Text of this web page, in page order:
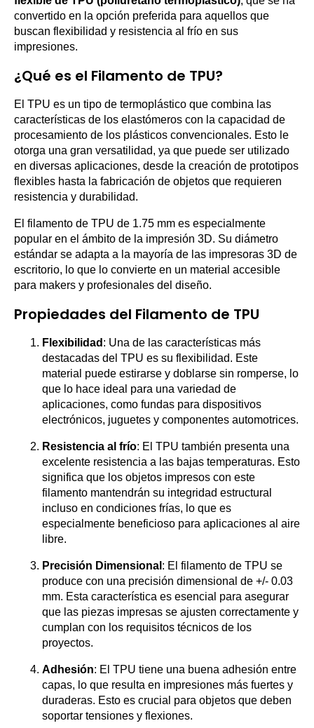
convertido en la opción preferida para aquellos que
buscan flexibilidad y resistencia al frío en sus
impresiones.
¿Qué es el Filamento de TPU?
El TPU es un tipo de termoplástico que combina las
características de los elastómeros con la capacidad de
procesamiento de los plásticos convencionales. Esto le
otorga una gran versatilidad, ya que puede ser utilizado
en diversas aplicaciones, desde la creación de prototipos
flexibles hasta la fabricación de objetos que requieren
resistencia y durabilidad.
El filamento de TPU de 1.75 mm es especialmente
popular en el ámbito de la impresión 3D. Su diámetro
estándar se adapta a la mayoría de las impresoras 3D de
escritorio, lo que lo convierte en un material accesible
para makers y profesionales del diseño.
Propiedades del Filamento de TPU
Flexibilidad : Una de las características más
destacadas del TPU es su flexibilidad. Este
material puede estirarse y doblarse sin romperse, lo
que lo hace ideal para una variedad de
aplicaciones, como fundas para dispositivos
electrónicos, juguetes y componentes automotrices.
Resistencia al frío: El TPU también presenta una
excelente resistencia a las bajas temperaturas. Esto
significa que los objetos impresos con este
filamento mantendrán su integridad estructural
incluso en condiciones frías, lo que es
especialmente beneficioso para aplicaciones al aire
libre.
Precisión Dimensional : El filamento de TPU se
produce con una precisión dimensional de +/- 0.03
mm. Esta característica es esencial para asegurar
que las piezas impresas se ajusten correctamente y
cumplan con los requisitos técnicos de los
proyectos.
Adhesión: El TPU tiene una buena adhesión entre
capas, lo que resulta en impresiones más fuertes y
duraderas. Esto es crucial para objetos que deben
soportar tensiones y flexiones.